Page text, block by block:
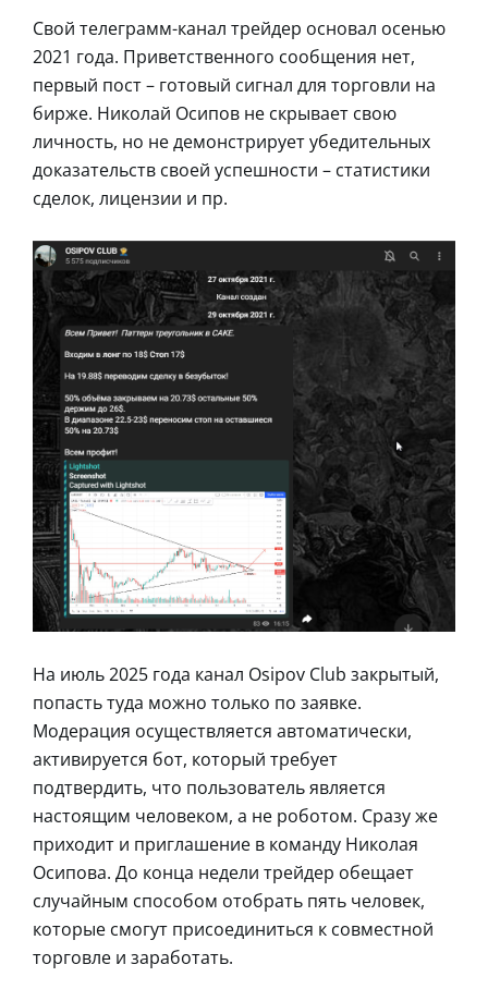
Свой телеграмм-канал трейдер основал осенью
2021 года. Приветственного сообщения нет,
первый пост – готовый сигнал для торговли на
бирже. Николай Осипов не скрывает свою
личность, но не демонстрирует убедительных
доказательств своей успешности – статистики
сделок, лицензии и пр.
На июль 2025 года канал Osipov Club закрытый,
попасть туда можно только по заявке.
Модерация осуществляется автоматически,
активируется бот, который требует
подтвердить, что пользователь является
настоящим человеком, а не роботом. Сразу же
приходит и приглашение в команду Николая
Осипова. До конца недели трейдер обещает
случайным способом отобрать пять человек,
которые смогут присоединиться к совместной
торговле и заработать.